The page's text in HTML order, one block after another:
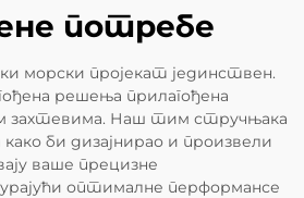
потребе
морски пројекат јединствен.
решења прилагођена
захтевима. Наш тим стручњака
би дизајнирао и произвели
ваше прецизне
оптималне перформансе